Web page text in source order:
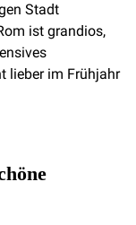
Stadt
ist grandios,
lieber im Frühjahr